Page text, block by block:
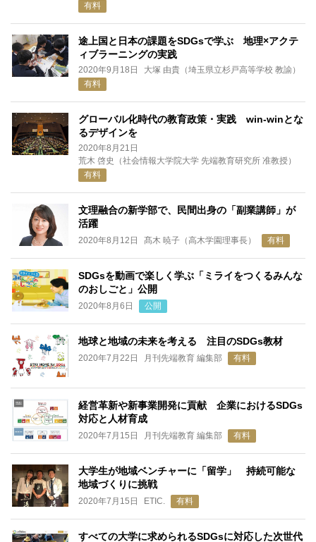
有料
途上国と日本の課題をSDGsで学ぶ 地理×アクテ
ィブラーニングの実践
2020年9月18日
大塚 由貴（埼玉県立杉戸高等学校 教諭）
有料
グローバル化時代の教育政策・実践 win-winとな
るデザインを
2020年8月21日
荒木 啓史（社会情報大学院大学 先端教育研究所 准教授）
有料
文理融合の新学部で、民間出身の「副業講師」が
活躍
2020年8月12日 髙木 暁子（高木学園理事長） 有料
SDGsを動画で楽しく学ぶ「ミライをつくるみんな
のおしごと」公開
2020年8月6日 公開
地球と地域の未来を考える 注目のSDGs教材
2020年7月22日 月刊先端教育 編集部 有料
経営革新や新事業開発に貢献 企業におけるSDGs
対応と人材育成
2020年7月15日 月刊先端教育 編集部 有料
大学生が地域ベンチャーに「留学」 持続可能な
地域づくりに挑戦
2020年7月15日 ETIC. 有料
すべての大学に求められるSDGsに対応した次世代